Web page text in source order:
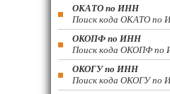
ОКАТО по ИНН
Поиск кода ОКАТО по
ОКОПФ по ИНН
Поиск кода ОКОПФ по
ОКОГУ по ИНН
Поиск кода ОКОГУ по